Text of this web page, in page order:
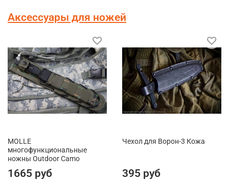
Аксессуары для ножей
MOLLE
многофункциональные
ножны Outdoor Camo
1665 руб
Чехол для Ворон-3 Кожа
395 руб